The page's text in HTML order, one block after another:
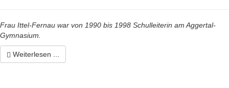
Frau Ittel-Fernau war von 1990 bis 1998 Schulleiterin am Aggertal-
Gymnasium.
Weiterlesen ...